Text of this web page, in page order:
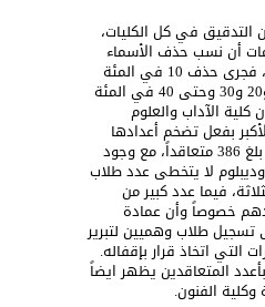
التدقيق في كل الكليات،
أن نسب حذف الأسماء
تفاوتت بين كلية وأخرى، فجرى حذف 10 في المئة
من الاسماء في كليات و20 و30 وحتى 40 في المئة
كلية الآداب والعلوم
بفعل تضخم أعدادها
في الملف الأول والذي بلغ 386 متعاقداً، مع وجود
ماستر وديبلوم لا يتخطى عدد طلاب
فيما عدد كبير من
خصوصاً وأن عمادة
تسجيل طلاب وهميين لتبرير
التي اتخاذ قرار بإقفاله.
المتعاقدين يظهر ايضاً
الفنون.